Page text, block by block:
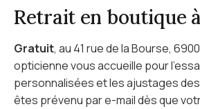
Retrait en boutique
Gratuit, au 41 rue de la Bourse,
opticienne vous accueille pour
personnalisées et les ajustages
êtes prévenu par e-mail dès que